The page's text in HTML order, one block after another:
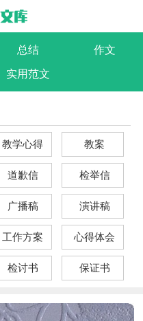
总结 作文
实用范文
教学心得 教案
道歉信 检举信
广播稿 演讲稿
工作方案 心得体会
检讨书 保证书